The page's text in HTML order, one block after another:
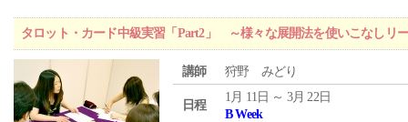
タロット・カード中級実習「Part2」 ～様々な展開法を使いこなしリ
講師 狩野 みどり
日程
1月 11日 ～ 3月 22日
B Week